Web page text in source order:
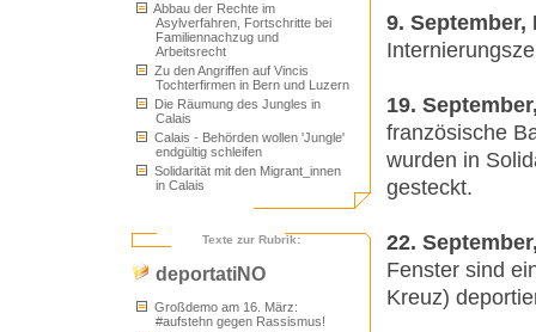
Abbau der Rechte im
Asylverfahren, Fortschritte bei
Familiennachzug und
Arbeitsrecht
Zu den Angriffen auf Vincis
Tochterfirmen in Bern und Luzern
Die Räumung des Jungles in
Calais
Calais - Behörden wollen 'Jungle'
endgültig schleifen
Solidarität mit den Migrant_innen
in Calais
Texte zur Rubrik:
deportatiNO
Großdemo am 16. März:
#aufstehn gegen Rassismus!
9. September,
19.
französische
wurden in
gesteckt.
22.
Fenster sind
Kreuz)